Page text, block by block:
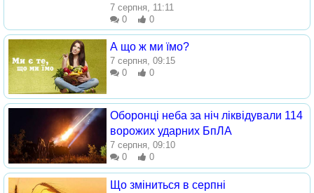
7 серпня, 11:11
0
0
А що ж ми їмо?
7 серпня, 09:15
0
0
Оборонці неба за ніч ліквідували 114
ворожих ударних БпЛА
7 серпня, 09:10
0
0
Що зміниться в серпні